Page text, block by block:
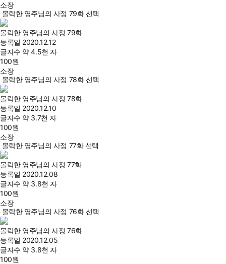
소장
몰락한 영주님의 사정 79화 선택
몰락한 영주님의 사정 79화
등록일 2020.12.12
글자수 약 4.5천 자
100원
소장
몰락한 영주님의 사정 78화 선택
몰락한 영주님의 사정 78화
등록일 2020.12.10
글자수 약 3.7천 자
100원
소장
몰락한 영주님의 사정 77화 선택
몰락한 영주님의 사정 77화
등록일 2020.12.08
글자수 약 3.8천 자
100원
소장
몰락한 영주님의 사정 76화 선택
몰락한 영주님의 사정 76화
등록일 2020.12.05
글자수 약 3.8천 자
100원